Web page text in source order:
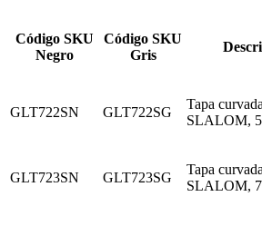
Código SKU
Negro
Código SKU
Gris
GLT722SN GLT722SG
Tapa curvada
SLALOM,
GLT723SN GLT723SG
Tapa curvada
SLALOM,